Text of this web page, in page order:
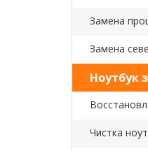
Замена
Замена
Ноутбук
Чистка